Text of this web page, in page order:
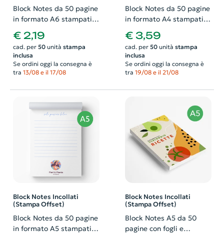
Block Notes da 50 pagine
in formato A6 stampati
fronte in quadricromia e
incollati
€ 2,19
cad. per 50unità stampa
inclusa
Se ordini oggi la consegna è
tra 13/08 e il 17/08
Block Notes da 50 pagine
in formato A4 stampati
fronte in quadricromia e
incollati
€ 3,59
cad. per 50unità stampa
inclusa
Se ordini oggi la consegna è
tra 19/08 e il 21/08
Block Notes Incollati
(Stampa Offset)
Block Notes da 50 pagine
in formato A5 stampati
Block Notes Incollati
(Stampa Offset)
Block Notes A5 da 50
pagine con fogli e